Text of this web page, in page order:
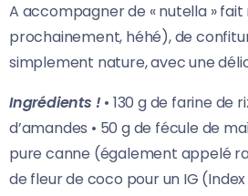
A accompagner de « nutella »
prochainement, héhé), de
simplement nature, avec une
Ingrédients ! • 130 g de farine de
d’amandes • 50 g de fécule de
pure canne (également appelé
de fleur de coco pour un IG